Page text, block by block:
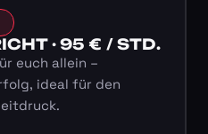
· 95 € / STD.
euch allein –
ideal für den